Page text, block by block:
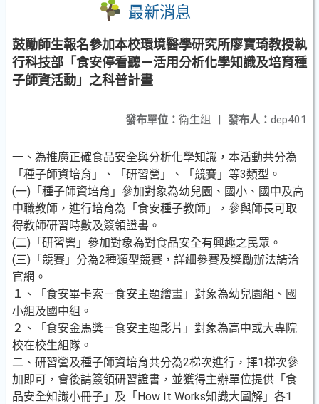
最新消息
鼓勵師生報名參加本校環境醫學研究所廖寶琦教授執
行科技部「食安停看聽－活用分析化學知識及培育種
子師資活動」之科普計畫
發布人： dep401
發布單位： 衛生組 |
一、為推廣正確食品安全與分析化學知識，本活動共分為
「種子師資培育」、「研習營」、「競賽」等3類型。
(一)「種子師資培育」參加對象為幼兒園、國小、國中及高
中職教師，進行培育為「食安種子教師」，參與師長可取
得教師研習時數及簽領證書。
(二)「研習營」參加對象為對食品安全有興趣之民眾。
(三)「競賽」分為2種類型競賽，詳細參賽及獎勵辦法請洽
官網。
１、「食安畢卡索－食安主題繪畫」對象為幼兒園組、國
小組及國中組。
２、「食安金馬獎－食安主題影片」對象為高中或大專院
校在校生組隊。
二、研習營及種子師資培育共分為2梯次進行，擇1梯次參
加即可，會後請簽領研習證書，並獲得主辦單位提供「食
品安全知識小冊子」及「How It Works知識大圖解」各1